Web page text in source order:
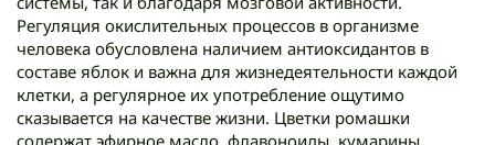
Регуляция окислительных процессов в организме
человека обусловлена наличием антиоксидантов в
составе яблок и важна для жизнедеятельности каждой
клетки, а регулярное их употребление ощутимо
сказывается на качестве жизни. Цветки ромашки
содержат эфирное масло, флавоноиды, кумарины,